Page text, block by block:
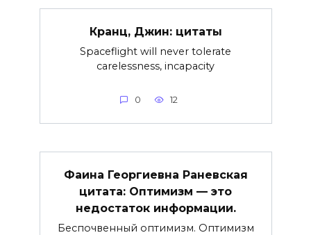
Кранц, Джин: цитаты
Spaceflight will never tolerate
carelessness, incapacity
0 12
Фаина Георгиевна Раневская
цитата: Оптимизм — это
недостаток информации.
Беспочвенный оптимизм. Оптимизм